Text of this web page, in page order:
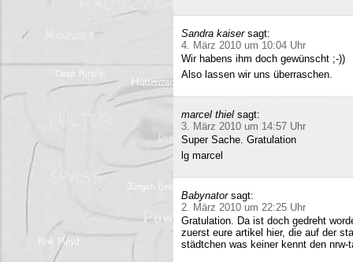
Sandra kaiser sagt:
4. März 2010 um 10:04 Uhr
Wir habens ihm doch gewünscht ;-))
Also lassen wir uns überraschen.
marcel thiel sagt:
3. März 2010 um 14:57 Uhr
Super Sache. Gratulation
lg marcel
Babynator sagt:
2. März 2010 um 22:25 Uhr
Gratulation. Da ist doch gedreht
zuerst eure artikel hier, die auf der
städtchen was keiner kennt den nrw-